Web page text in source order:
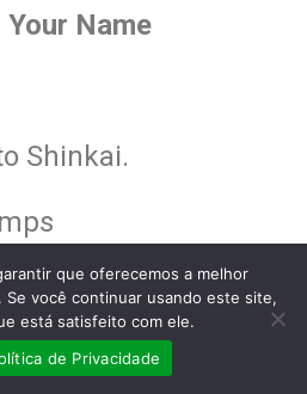
Name
Shinkai.
Japão.
que oferecemos a melhor
você continuar usando este site,
está satisfeito com ele.
de Privacidade